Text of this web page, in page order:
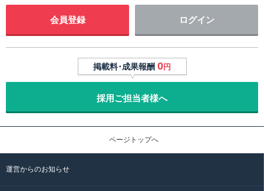
会員登録 ログイン
掲載料･成果報酬 0円
採用ご担当者様へ
ページトップへ
運営からのお知らせ